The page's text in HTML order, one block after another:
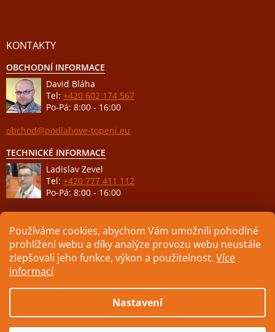
Používáme cookies, abychom Vám umožnili pohodlné
prohlížení webu a díky analýze provozu webu neustále
zlepšovali jeho funkce, výkon a použitelnost. Více
informací
Nastavení
KONTAKTY
OBCHODNÍ INFORMACE
David Bláha
Tel: +420 602 174 567
Po-Pá: 8:00 - 16:00
obchod@podlahove-topeni.eu
TECHNICKÉ INFORMACE
Ladislav Zevel
Tel: +420 777 411 112
Po-Pá: 8:00 - 16:00
podpora@podlahove-topeni.eu